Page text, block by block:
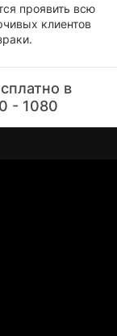
проявить всю
клиентов
в
- 1080